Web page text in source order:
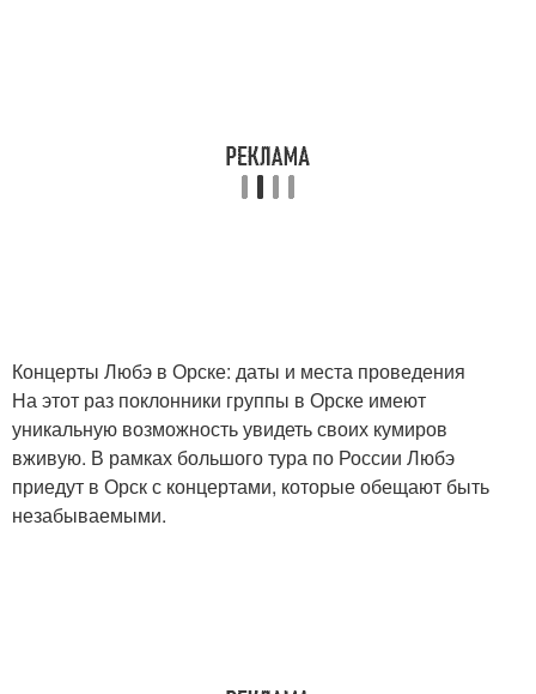
Концерты Любэ в Орске: даты и места проведения
На этот раз поклонники группы в Орске имеют
уникальную возможность увидеть своих кумиров
вживую. В рамках большого тура по России Любэ
приедут в Орск с концертами, которые обещают быть
незабываемыми.